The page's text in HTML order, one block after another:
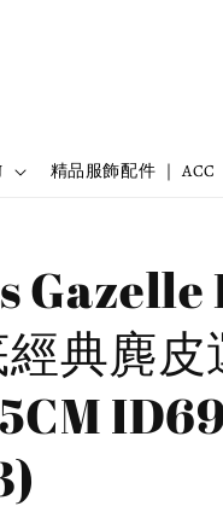
精品服飾配件 ｜ ACC
Gazelle
典麂